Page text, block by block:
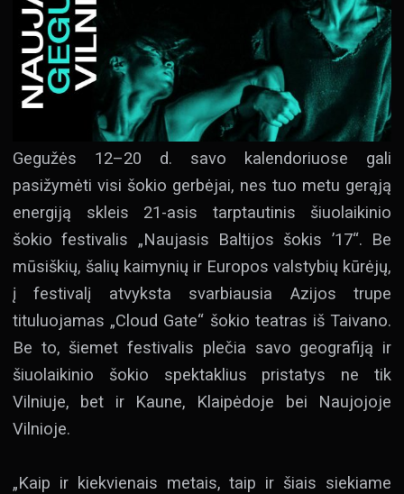
Gegužės 12–20 d. savo kalendoriuose gali
pasižymėti visi šokio gerbėjai, nes tuo metu gerąją
energiją skleis 21-asis tarptautinis šiuolaikinio
šokio festivalis „Naujasis Baltijos šokis ’17“. Be
mūsiškių, šalių kaimynių ir Europos valstybių kūrėjų,
į festivalį atvyksta svarbiausia Azijos trupe
tituluojamas „Cloud Gate“ šokio teatras iš Taivano.
Be to, šiemet festivalis plečia savo geografiją ir
šiuolaikinio šokio spektaklius pristatys ne tik
Vilniuje, bet ir Kaune, Klaipėdoje bei Naujojoje
Vilnioje.
„Kaip ir kiekvienais metais, taip ir šiais siekiame